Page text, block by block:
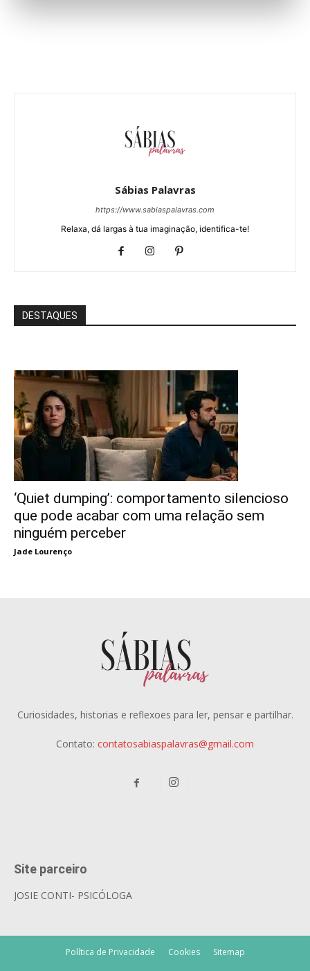
Sábias Palavras
https://www.sabiaspalavras.com
Relaxa, dá largas à tua imaginação, identifica-te!
DESTAQUES
‘Quiet dumping’: comportamento silencioso
que pode acabar com uma relação sem
ninguém perceber
Jade Lourenço
Curiosidades, historias e reflexoes para ler, pensar e partilhar.
Contato: contatosabiaspalavras@gmail.com
Site parceiro
JOSIE CONTI- PSICÓLOGA
Política de Privacidade Cookies Sitemap